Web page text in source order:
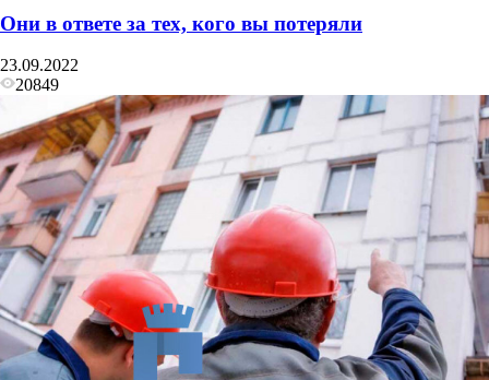
Они в ответе за тех, кого вы потеряли
23.09.2022
20849